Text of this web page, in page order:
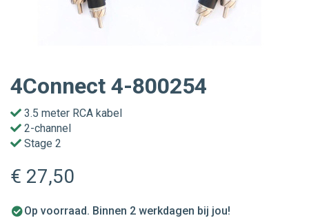
4Connect 4-800254
3.5 meter RCA kabel
2-channel
Stage 2
€ 27,50
Op voorraad. Binnen 2 werkdagen bij jou!